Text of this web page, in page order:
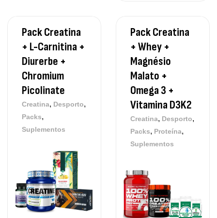
Pack Creatina
+ L-Carnitina +
Diurerbe +
Chromium
Picolinate
Creatina, Desporto,
Packs,
Suplementos
Pack Creatina
+ Whey +
Magnésio
Malato +
Omega 3 +
Vitamina D3K2
Creatina, Desporto,
Packs, Proteína,
Suplementos